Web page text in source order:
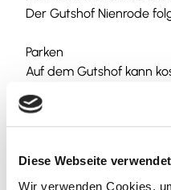
Diese Webseite
Wir verwenden Cookies,
Der Gutshof Nienrode
Parken
Auf dem Gutshof kann
Öffentliche Verkehrsmittel
Direkt am Gutshof liegt
Verbindungssuche ÖPNV
Der nächstgelegene